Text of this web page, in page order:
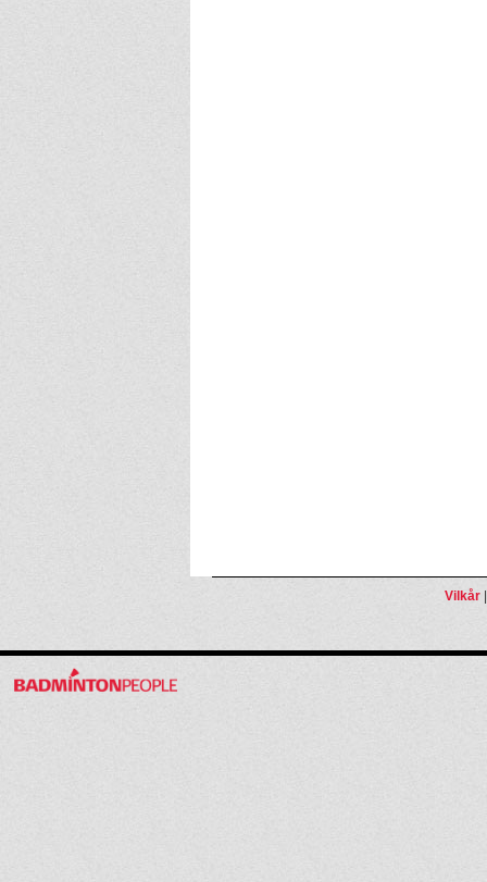
Vilkår